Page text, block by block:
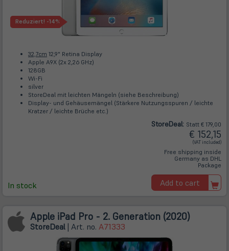
Reduziert! -14%
32,7cm 12,9" Retina Display
Apple A9X (2x 2,26 GHz)
128GB
Wi-Fi
silver
StoreDeal mit leichten Mängeln (siehe Beschreibung)
Display- und Gehäusemängel (Stärkere Nutzungsspuren / leichte
Kratzer / leichte Brüche etc.)
In stock
StoreDeal: Statt € 179,00
€ 152,15
(VAT included)
Free shipping inside
Germany as DHL
Package
Add to cart
Apple iPad Pro - 2. Generation (2020)
StoreDeal| Art. no. A71333